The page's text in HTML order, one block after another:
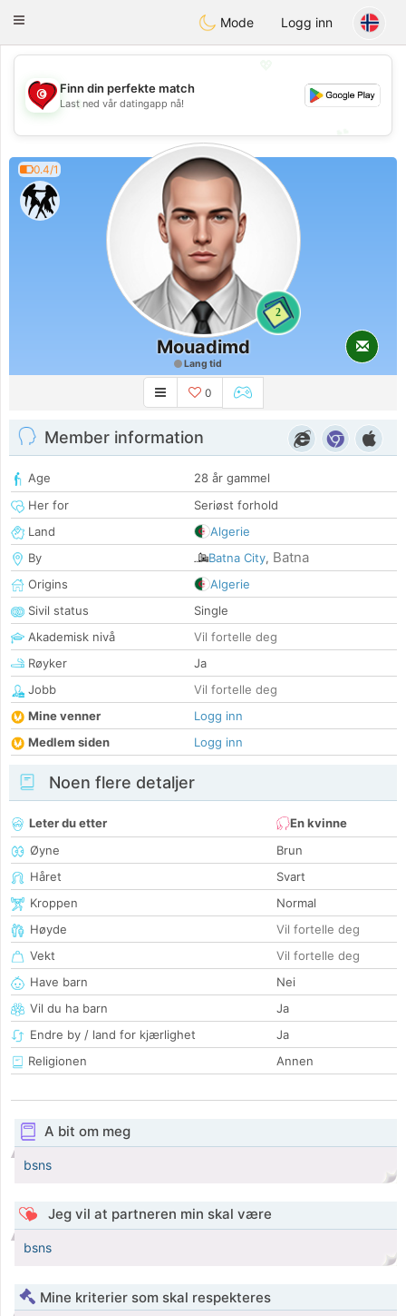
Tunisia Dating
Toggle
Mode Logg inn
💖
💕
Finn din perfekte match
Last ned vår datingapp nå!
0.4/1
2
Mouadimd
Lang tid
0
Member information
Age
28 år gammel
Her for
Seriøst forhold
Land
Algerie
By
Batna City, Batna
Origins
Algerie
Sivil status
Single
Akademisk nivå
Vil fortelle deg
Røyker
Ja
Jobb
Vil fortelle deg
Mine venner
Logg inn
Medlem siden
Logg inn
Noen flere detaljer
Leter du etter
En kvinne
Øyne
Brun
Håret
Svart
Kroppen
Normal
Høyde
Vil fortelle deg
Vekt
Vil fortelle deg
Have barn
Nei
Vil du ha barn
Ja
Endre by / land for kjærlighet
Ja
Religionen
Annen
A bit om meg
bsns
Jeg vil at partneren min skal være
bsns
Mine kriterier som skal respekteres